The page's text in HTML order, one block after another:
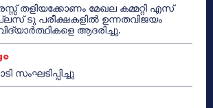
തളിയക്കോണം മേഖല കമ്മറ്റി എസ്
ടു പരീക്ഷകളിൽ ഉന്നതവിജയം
ആദരിച്ചു.
സംഘടിപ്പിച്ചു